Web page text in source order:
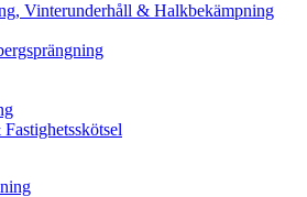
Vinterunderhåll & Halkbekämpning